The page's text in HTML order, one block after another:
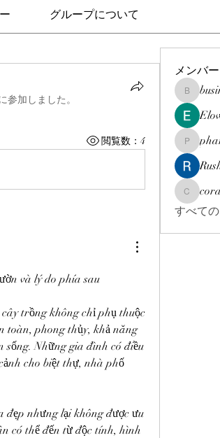
グループについて
参加しました。
閲覧数：4
và lý do phía sau
trồng không chỉ phụ thuộc
toàn, phong thủy, khả năng
sống. Những gia đình có điều
cho biệt thự, nhà phố
đẹp nhưng lại không được ưu
có thể đến từ độc tính, hình
メンバー
すべて